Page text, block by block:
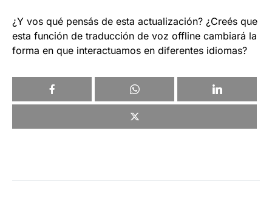
¿Y vos qué pensás de esta actualización? ¿Creés que
esta función de traducción de voz offline cambiará la
forma en que interactuamos en diferentes idiomas?